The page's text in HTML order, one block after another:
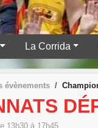
La Corrida
évènements
13h30 à 17h45